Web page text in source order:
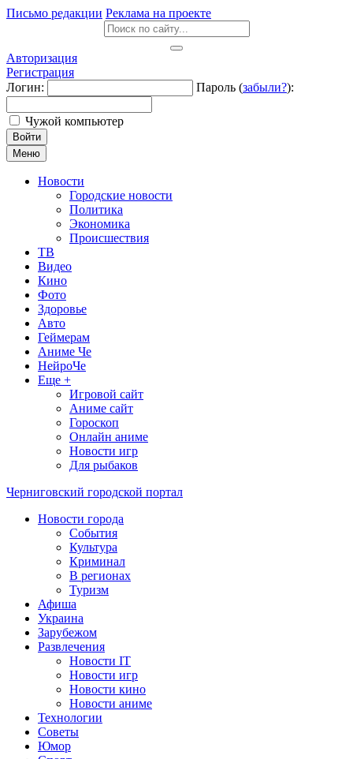
Письмо редакции Реклама на проекте
Авторизация
Регистрация
Логин:
Пароль (забыли?):
Чужой компьютер
Войти
Меню
Новости
Городские новости
Политика
Экономика
Происшествия
ТВ
Видео
Кино
Фото
Здоровье
Авто
Геймерам
Аниме Че
НейроЧе
Еще +
Игровой сайт
Аниме сайт
Гороскоп
Онлайн аниме
Новости игр
Для рыбаков
Черниговский городской портал
Новости города
События
Культура
Криминал
В регионах
Туризм
Афиша
Украина
Зарубежом
Развлечения
Новости IT
Новости игр
Новости кино
Новости аниме
Технологии
Советы
Юмор